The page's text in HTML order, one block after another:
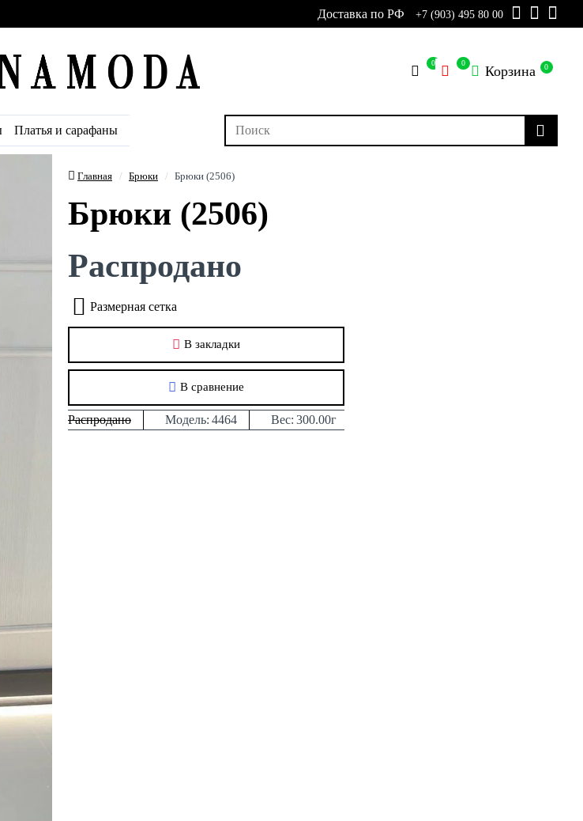
Доставка по РФ +7 (903) 495 80 00
0 0 Корзина 0
Платья и сарафаны
Главная Брюки Брюки (2506)
Брюки (2506)
Распродано Модель: 4464 Вес: 300.00г
Распродано
В закладки
В сравнение
Размерная сетка